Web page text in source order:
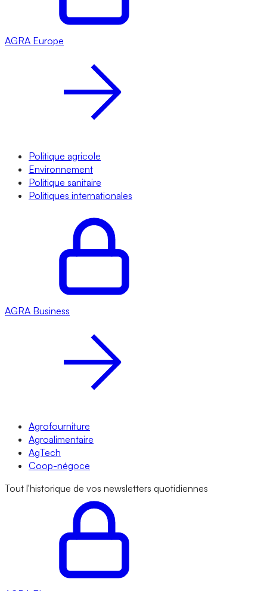
AGRA Europe
Politique agricole
Environnement
Politique sanitaire
Politiques internationales
AGRA Business
Agrofourniture
Agroalimentaire
AgTech
Coop-négoce
Tout l'historique de vos newsletters quotidiennes